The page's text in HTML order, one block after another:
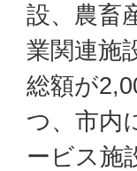
設、農畜
業関連施
総額が
つ、市内
ービス施